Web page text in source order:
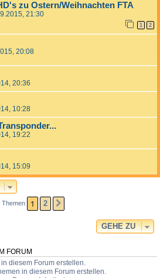
zu Ostern/Weihnachten FTA
21:30
1 2
20:08
20:36
10:28
19:22
15:09
Themen 1 2
GEHE ZU
FORUM
diesem Forum erstellen.
in diesem Forum erstellen.